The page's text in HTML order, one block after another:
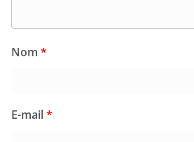
Nom *
E-mail*